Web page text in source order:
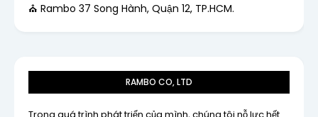
⛪ Rambo 37 Song Hành, Quận 12, TP.HCM.
RAMBO CO, LTD
Trong quá trình phát triển của mình, chúng tôi nỗ lực hết